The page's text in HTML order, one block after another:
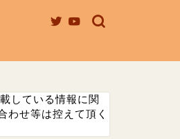
している情報に関
わせ等は控えて頂く